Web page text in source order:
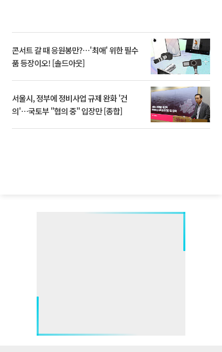
콘서트 갈 때 응원봉만?⋯'최애' 위한 필수
품 등장이오! [솔드아웃]
서울시, 정부에 정비사업 규제 완화 '건
의'⋯국토부 "협의 중" 입장만 [종합]